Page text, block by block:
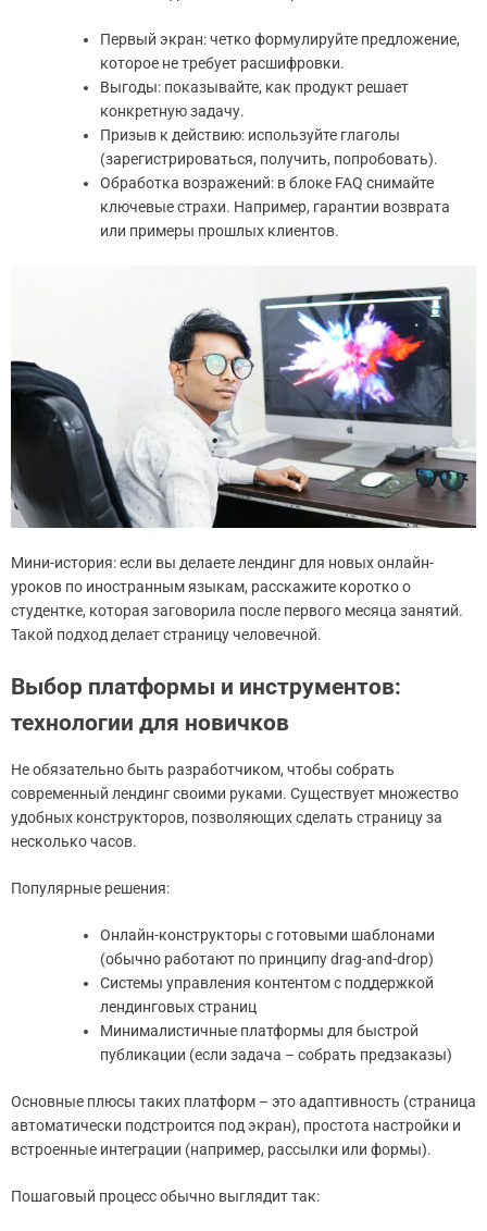
Первый экран: четко формулируйте предложение,
которое не требует расшифровки.
Выгоды: показывайте, как продукт решает
конкретную задачу.
Призыв к действию: используйте глаголы
(зарегистрироваться, получить, попробовать).
Обработка возражений: в блоке FAQ снимайте
ключевые страхи. Например, гарантии возврата
или примеры прошлых клиентов.
Мини-история: если вы делаете лендинг для новых онлайн-
уроков по иностранным языкам, расскажите коротко о
студентке, которая заговорила после первого месяца занятий.
Такой подход делает страницу человечной.
Выбор платформы и инструментов:
технологии для новичков
Не обязательно быть разработчиком, чтобы собрать
современный лендинг своими руками. Существует множество
удобных конструкторов, позволяющих сделать страницу за
несколько часов.
Популярные решения:
Онлайн-конструкторы с готовыми шаблонами
(обычно работают по принципу drag-and-drop)
Системы управления контентом с поддержкой
лендинговых страниц
Минималистичные платформы для быстрой
публикации (если задача – собрать предзаказы)
Основные плюсы таких платформ – это адаптивность (страница
автоматически подстроится под экран), простота настройки и
встроенные интеграции (например, рассылки или формы).
Пошаговый процесс обычно выглядит так: